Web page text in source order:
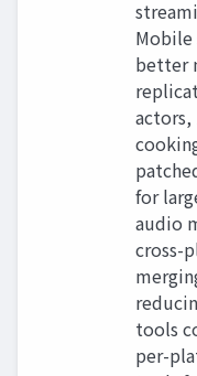
Mobile
better
actors,
for
audio
cross-
tools
per-